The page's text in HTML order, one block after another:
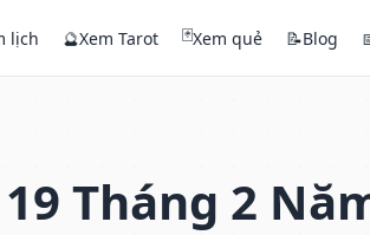
lịch 🔮Xem Tarot 🃏Xem quẻ 📝Blog
Tháng 2